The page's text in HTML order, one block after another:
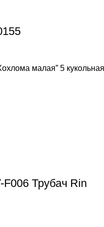
малая” 5
F006 Трубач Rin